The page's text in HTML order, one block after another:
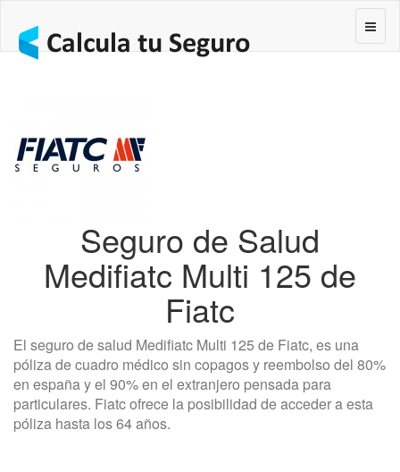
Seguro de Salud
Medifiatc Multi 125 de
Fiatc
El seguro de salud Medifiatc Multi 125 de Fiatc, es una
póliza de cuadro médico sin copagos y reembolso del 80%
en españa y el 90% en el extranjero pensada para
particulares. Fiatc ofrece la posibilidad de acceder a esta
póliza hasta los 64 años.